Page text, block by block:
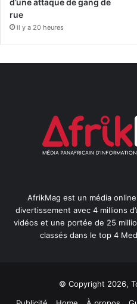
d’une attaque de gang de
rue
il y a 20 heures
AfrikMag est un média
divertissement avec 4 millions
vidéos et une portée de 25
classés dans le top 4
© Copyright 2026,